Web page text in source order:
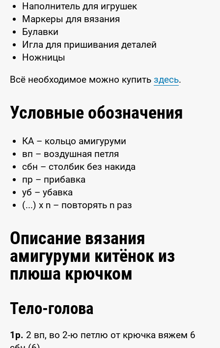
Наполнитель для игрушек
Маркеры для вязания
Булавки
Игла для пришивания деталей
Ножницы
Всё необходимое можно купить здесь.
Условные обозначения
КА – кольцо амигуруми
вп – воздушная петля
сбн – столбик без накида
пр – прибавка
уб – убавка
(...) x n – повторять n раз
Описание вязания
амигуруми китёнок из
плюша крючком
Тело-голова
1р. 2 вп, во 2-ю петлю от крючка вяжем 6